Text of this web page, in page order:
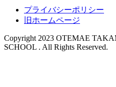
プライバシーポリシー
旧ホームページ
Copyright 2023 OTEMAE
SCHOOL . All Rights Reserved.